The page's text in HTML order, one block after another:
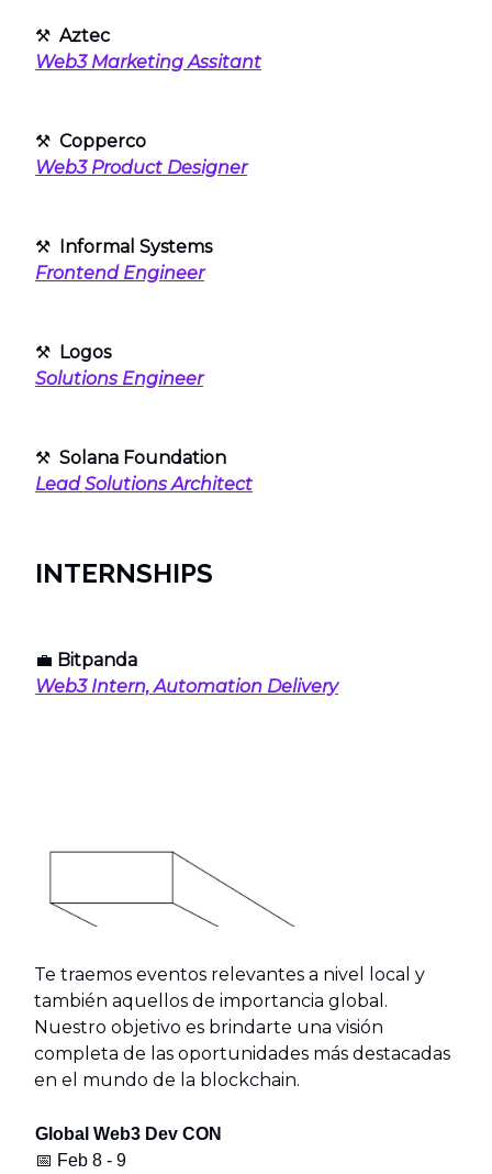
⚒ Aztec
Web3 Marketing Assitant
⚒ Copperco
Web3 Product Designer
⚒
Informal Systems
Frontend Engineer
⚒ Logos
Solutions Engineer
⚒ Solana Foundation
Lead Solutions Architect
INTERNSHIPS
💼 Bitpanda
Web3 Intern, Automation Delivery
Te traemos eventos relevantes a nivel local y
también aquellos de importancia global.
Nuestro objetivo es brindarte una visión
completa de las oportunidades más destacadas
en el mundo de la blockchain.
Global Web3 Dev CON
📅 Feb 8 - 9